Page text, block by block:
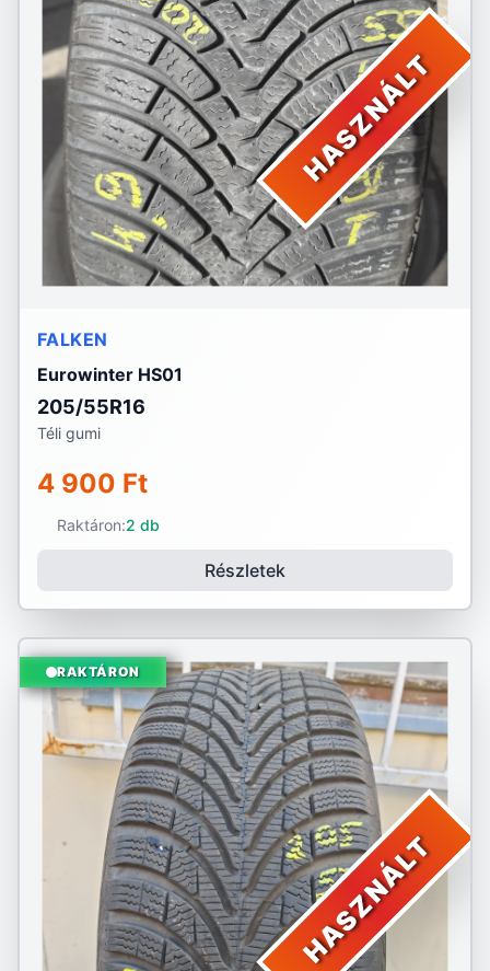
HASZNÁLT
FALKEN
Eurowinter HS01
205/55R16
Téli gumi
4 900 Ft
Raktáron:2 db
Részletek
HASZNÁLT
RAKTÁRON